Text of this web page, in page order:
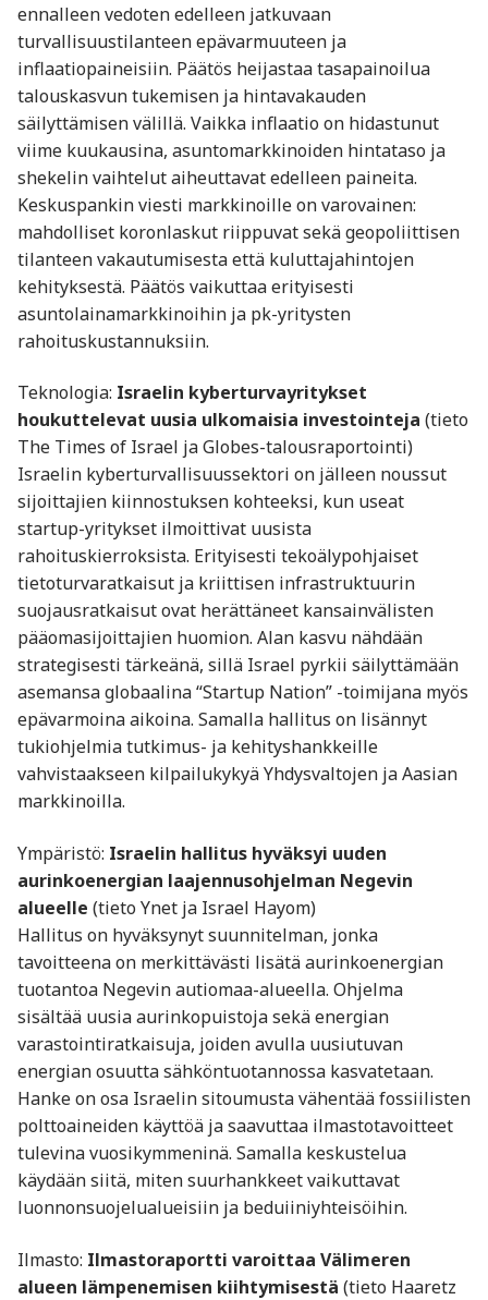
ennalleen vedoten edelleen jatkuvaan
turvallisuustilanteen epävarmuuteen ja
inflaatiopaineisiin. Päätös heijastaa tasapainoilua
talouskasvun tukemisen ja hintavakauden
säilyttämisen välillä. Vaikka inflaatio on hidastunut
viime kuukausina, asuntomarkkinoiden hintataso ja
shekelin vaihtelut aiheuttavat edelleen paineita.
Keskuspankin viesti markkinoille on varovainen:
mahdolliset koronlaskut riippuvat sekä geopoliittisen
tilanteen vakautumisesta että kuluttajahintojen
kehityksestä. Päätös vaikuttaa erityisesti
asuntolainamarkkinoihin ja pk-yritysten
rahoituskustannuksiin.
Teknologia: Israelin kyberturvayritykset
houkuttelevat uusia ulkomaisia investointeja (tieto
The Times of Israel ja Globes-talousraportointi)
Israelin kyberturvallisuussektori on jälleen noussut
sijoittajien kiinnostuksen kohteeksi, kun useat
startup-yritykset ilmoittivat uusista
rahoituskierroksista. Erityisesti tekoälypohjaiset
tietoturvaratkaisut ja kriittisen infrastruktuurin
suojausratkaisut ovat herättäneet kansainvälisten
pääomasijoittajien huomion. Alan kasvu nähdään
strategisesti tärkeänä, sillä Israel pyrkii säilyttämään
asemansa globaalina “Startup Nation” -toimijana myös
epävarmoina aikoina. Samalla hallitus on lisännyt
tukiohjelmia tutkimus- ja kehityshankkeille
vahvistaakseen kilpailukykyä Yhdysvaltojen ja Aasian
markkinoilla.
Ympäristö: Israelin hallitus hyväksyi uuden
aurinkoenergian laajennusohjelman Negevin
alueelle (tieto Ynet ja Israel Hayom)
Hallitus on hyväksynyt suunnitelman, jonka
tavoitteena on merkittävästi lisätä aurinkoenergian
tuotantoa Negevin autiomaa-alueella. Ohjelma
sisältää uusia aurinkopuistoja sekä energian
varastointiratkaisuja, joiden avulla uusiutuvan
energian osuutta sähköntuotannossa kasvatetaan.
Hanke on osa Israelin sitoumusta vähentää fossiilisten
polttoaineiden käyttöä ja saavuttaa ilmastotavoitteet
tulevina vuosikymmeninä. Samalla keskustelua
käydään siitä, miten suurhankkeet vaikuttavat
luonnonsuojelualueisiin ja beduiiniyhteisöihin.
Ilmasto: Ilmastoraportti varoittaa Välimeren
alueen lämpenemisen kiihtymisestä (tieto Haaretz